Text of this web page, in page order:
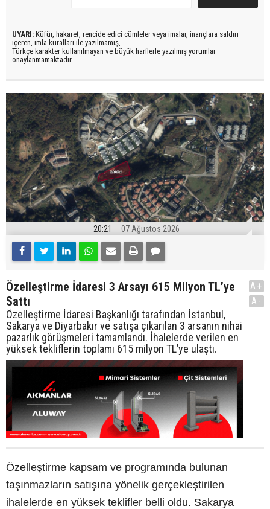
UYARI: Küfür, hakaret, rencide edici cümleler veya imalar, inançlara saldırı
içeren, imla kuralları ile yazılmamış,
Türkçe karakter kullanılmayan ve büyük harflerle yazılmış yorumlar
onaylanmamaktadır.
20:21 07 Ağustos 2026
Özelleştirme İdaresi 3 Arsayı 615 Milyon TL’ye
Sattı
Özelleştirme İdaresi Başkanlığı tarafından İstanbul,
Sakarya ve Diyarbakır ve satışa çıkarılan 3 arsanın nihai
pazarlık görüşmeleri tamamlandı. İhalelerde verilen en
yüksek tekliflerin toplamı 615 milyon TL’ye ulaştı.
A+
A-
Özelleştirme kapsam ve programında bulunan
taşınmazların satışına yönelik gerçekleştirilen
ihalelerde en yüksek teklifler belli oldu. Sakarya